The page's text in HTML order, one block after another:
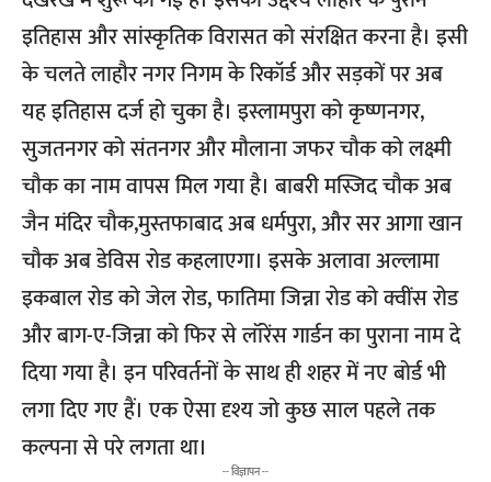
इतिहास और सांस्कृतिक विरासत को संरक्षित करना है। इसी
के चलते लाहौर नगर निगम के रिकॉर्ड और सड़कों पर अब
यह इतिहास दर्ज हो चुका है। इस्लामपुरा को कृष्णनगर,
सुजतनगर को संतनगर और मौलाना जफर चौक को लक्ष्मी
चौक का नाम वापस मिल गया है। बाबरी मस्जिद चौक अब
जैन मंदिर चौक,मुस्तफाबाद अब धर्मपुरा, और सर आगा खान
चौक अब डेविस रोड कहलाएगा। इसके अलावा अल्लामा
इकबाल रोड को जेल रोड, फातिमा जिन्ना रोड को क्वींस रोड
और बाग-ए-जिन्ना को फिर से लॉरेंस गार्डन का पुराना नाम दे
दिया गया है। इन परिवर्तनों के साथ ही शहर में नए बोर्ड भी
लगा दिए गए हैं। एक ऐसा दृश्य जो कुछ साल पहले तक
कल्पना से परे लगता था।
-- विज्ञापन --